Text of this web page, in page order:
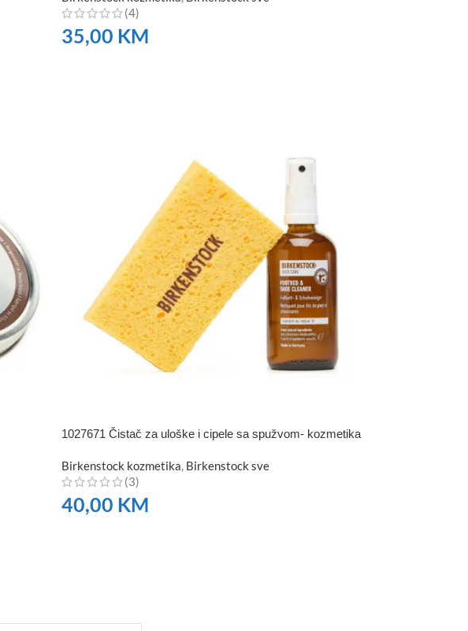
(4)
35,00 KM
1027671 Čistač za uloške i cipele sa spužvom- kozmetika
Birkenstock kozmetika, Birkenstock sve
(3)
40,00 KM